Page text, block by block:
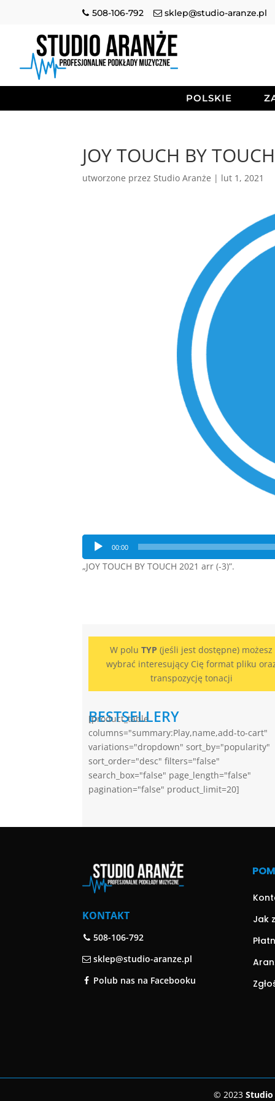
508-106-792 sklep@studio-aranze.pl
POLSKIE
JOY TOUCH BY
utworzone przezStudio Aranże | lut 1, 2021
Odtwarzacz
plików
dźwiękowych
00:00
„JOY TOUCH BY TOUCH 2021 arr (-3)”.
W poluTYP (jeśli jest dostępne) możesz
wybrać interesujący Cię format pliku
transpozycję tonacji
BESTSELLERY
[product_table
columns="summary:Play,name,add-to-cart"
variations="dropdown" sort_by="popularity"
sort_order="desc" filters="false"
search_box="false" page_length="false"
pagination="false" product_limit=20]
KONTAKT
508-106-792
sklep@studio-aranze.pl
Polub nas na Facebooku
Jak
© 2023 Studio